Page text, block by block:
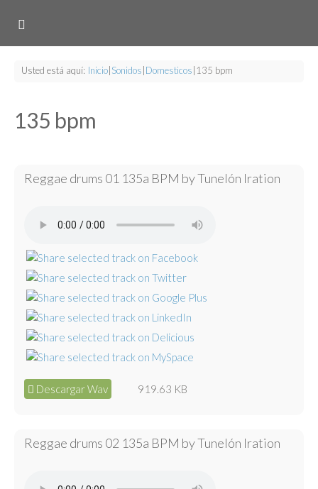
Usted está aquí: Inicio Sonidos Domesticos 135 bpm
135 bpm
Reggae drums 01 135a BPM by Tunelón Iration
Descargar Wav 919.63 KB
Reggae drums 02 135a BPM by Tunelón Iration